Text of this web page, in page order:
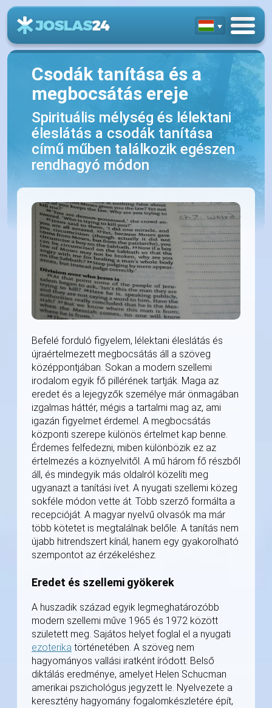
Csodák tanítása és a
megbocsátás ereje
Spirituális mélység és lélektani
éleslátás a csodák tanítása
című műben találkozik egészen
rendhagyó módon
Befelé forduló figyelem, lélektani éleslátás és
újraértelmezett megbocsátás áll a szöveg
középpontjában. Sokan a modern szellemi
irodalom egyik fő pillérének tartják. Maga az
eredet és a lejegyzők személye már önmagában
izgalmas háttér, mégis a tartalmi mag az, ami
igazán figyelmet érdemel. A megbocsátás
központi szerepe különös értelmet kap benne.
Érdemes felfedezni, miben különbözik ez az
értelmezés a köznyelvitől. A mű három fő részből
áll, és mindegyik más oldalról közelíti meg
ugyanazt a tanítási ívet. A nyugati szellemi közeg
sokféle módon vette át. Több szerző formálta a
recepcióját. A magyar nyelvű olvasók ma már
több kötetet is megtalálnak belőle. A tanítás nem
újabb hitrendszert kínál, hanem egy gyakorolható
szempontot az érzékeléshez.
Eredet és szellemi gyökerek
A huszadik század egyik legmeghatározóbb
modern szellemi műve 1965 és 1972 között
született meg. Sajátos helyet foglal el a nyugati
ezoterika történetében. A szöveg nem
hagyományos vallási iratként íródott. Belső
diktálás eredménye, amelyet Helen Schucman
amerikai pszichológus jegyzett le. Nyelvezete a
keresztény hagyomány fogalomkészletére épít,